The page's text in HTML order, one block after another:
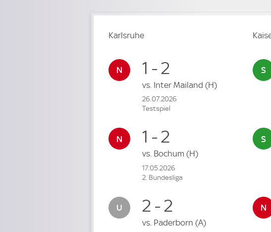
Karlsruhe
1 - 2
vs. Inter Mailand (H)
26.07.2026
Testspiel
1 - 2
vs. Bochum (H)
17.05.2026
2. Bundesliga
2 - 2
vs. Paderborn (A)